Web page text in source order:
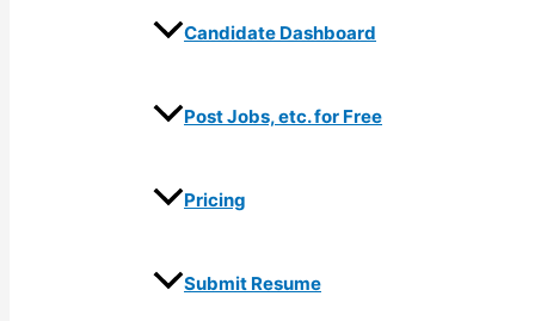
Candidate Dashboard
Post Jobs, etc. for Free
Pricing
Submit Resume